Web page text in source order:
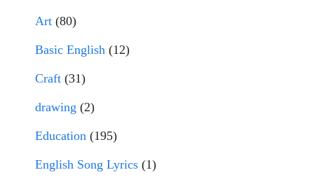
Art (80)
Basic English (12)
Craft (31)
drawing (2)
Education (195)
English Song Lyrics (1)